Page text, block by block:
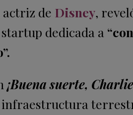
de Disney,
dedicada a
¡Buena suerte,
infraestructura